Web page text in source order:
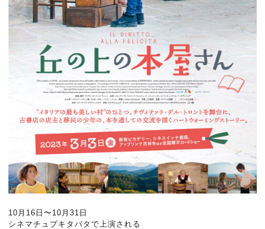
10月16日〜10月31日
シネマチュプキタバタで上演される